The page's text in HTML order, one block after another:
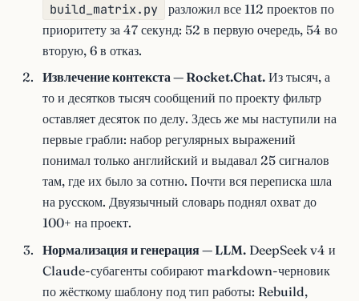
build_matrix.py
разложил все 112 проектов по
приоритету за 47 секунд: 52 в первую очередь, 54 во
вторую, 6 в отказ.
Извлечение контекста — Rocket.Chat. Из тысяч, а
то и десятков тысяч сообщений по проекту фильтр
оставляет десяток по делу. Здесь же мы наступили на
первые грабли: набор регулярных выражений
понимал только английский и выдавал 25 сигналов
там, где их было за сотню. Почти вся переписка шла
на русском. Двуязычный словарь поднял охват до
100+ на проект.
Нормализация и генерация — LLM. DeepSeek v4 и
Claude-субагенты собирают markdown-черновик
по жёсткому шаблону под тип работы: Rebuild,